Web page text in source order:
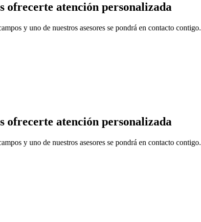
ofrecerte atención personalizada
y uno de nuestros asesores se pondrá en contacto contigo.
ofrecerte atención personalizada
y uno de nuestros asesores se pondrá en contacto contigo.